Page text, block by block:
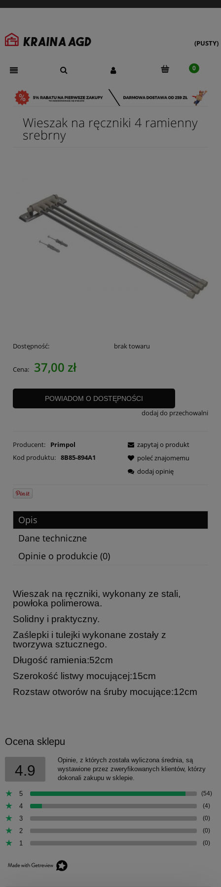
(PUSTY)
Wieszak na ręczniki 4 ramienny
srebrny
Dostępność: brak towaru
Cena: 37,00 zł
POWIADOM O DOSTĘPNOŚCI
dodaj do przechowalni
Producent:
Primpol
Kod produktu: 8B85-894A1
zapytaj o produkt
poleć znajomemu
dodaj opinię
Opis
Dane techniczne
Opinie o produkcie (0)
Wieszak na ręczniki, wykonany ze stali,
powłoka polimerowa.
Solidny i praktyczny.
Zaślepki i tulejki wykonane zostały z
tworzywa sztucznego.
Długość ramienia:52cm
Szerokość listwy mocującej:15cm
Rozstaw otworów na śruby mocujące:12cm
Ocena sklepu
4.9
Opinie, z których została wyliczona średnia, są
wystawione przez zweryfikowanych klientów, którzy
dokonali zakupu w sklepie.
5 (54)
4 (4)
3 (0)
2 (0)
1 (0)